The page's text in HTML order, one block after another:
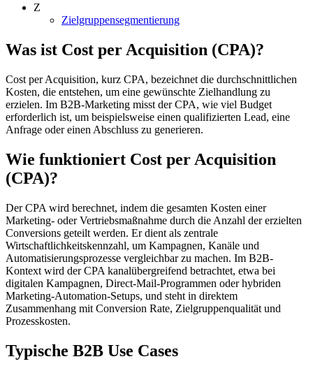
Z
Zielgruppensegmentierung
Was ist Cost per Acquisition (CPA)?
Cost per Acquisition, kurz CPA, bezeichnet die durchschnittlichen
Kosten, die entstehen, um eine gewünschte Zielhandlung zu
erzielen. Im B2B-Marketing misst der CPA, wie viel Budget
erforderlich ist, um beispielsweise einen qualifizierten Lead, eine
Anfrage oder einen Abschluss zu generieren.
Wie funktioniert Cost per Acquisition
(CPA)?
Der CPA wird berechnet, indem die gesamten Kosten einer
Marketing- oder Vertriebsmaßnahme durch die Anzahl der erzielten
Conversions geteilt werden. Er dient als zentrale
Wirtschaftlichkeitskennzahl, um Kampagnen, Kanäle und
Automatisierungsprozesse vergleichbar zu machen. Im B2B-
Kontext wird der CPA kanalübergreifend betrachtet, etwa bei
digitalen Kampagnen, Direct-Mail-Programmen oder hybriden
Marketing-Automation-Setups, und steht in direktem
Zusammenhang mit Conversion Rate, Zielgruppenqualität und
Prozesskosten.
Typische B2B Use Cases